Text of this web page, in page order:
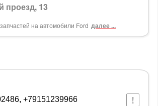
проезд, 13
на автомобили Ford далее ...
+79151239966